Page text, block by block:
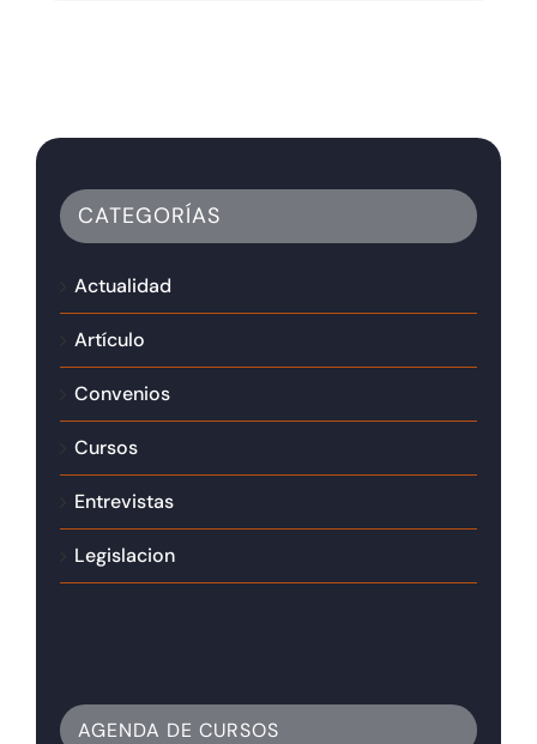
CATEGORÍAS
Actualidad
Artículo
Convenios
Cursos
Entrevistas
Legislacion
AGENDA DE CURSOS